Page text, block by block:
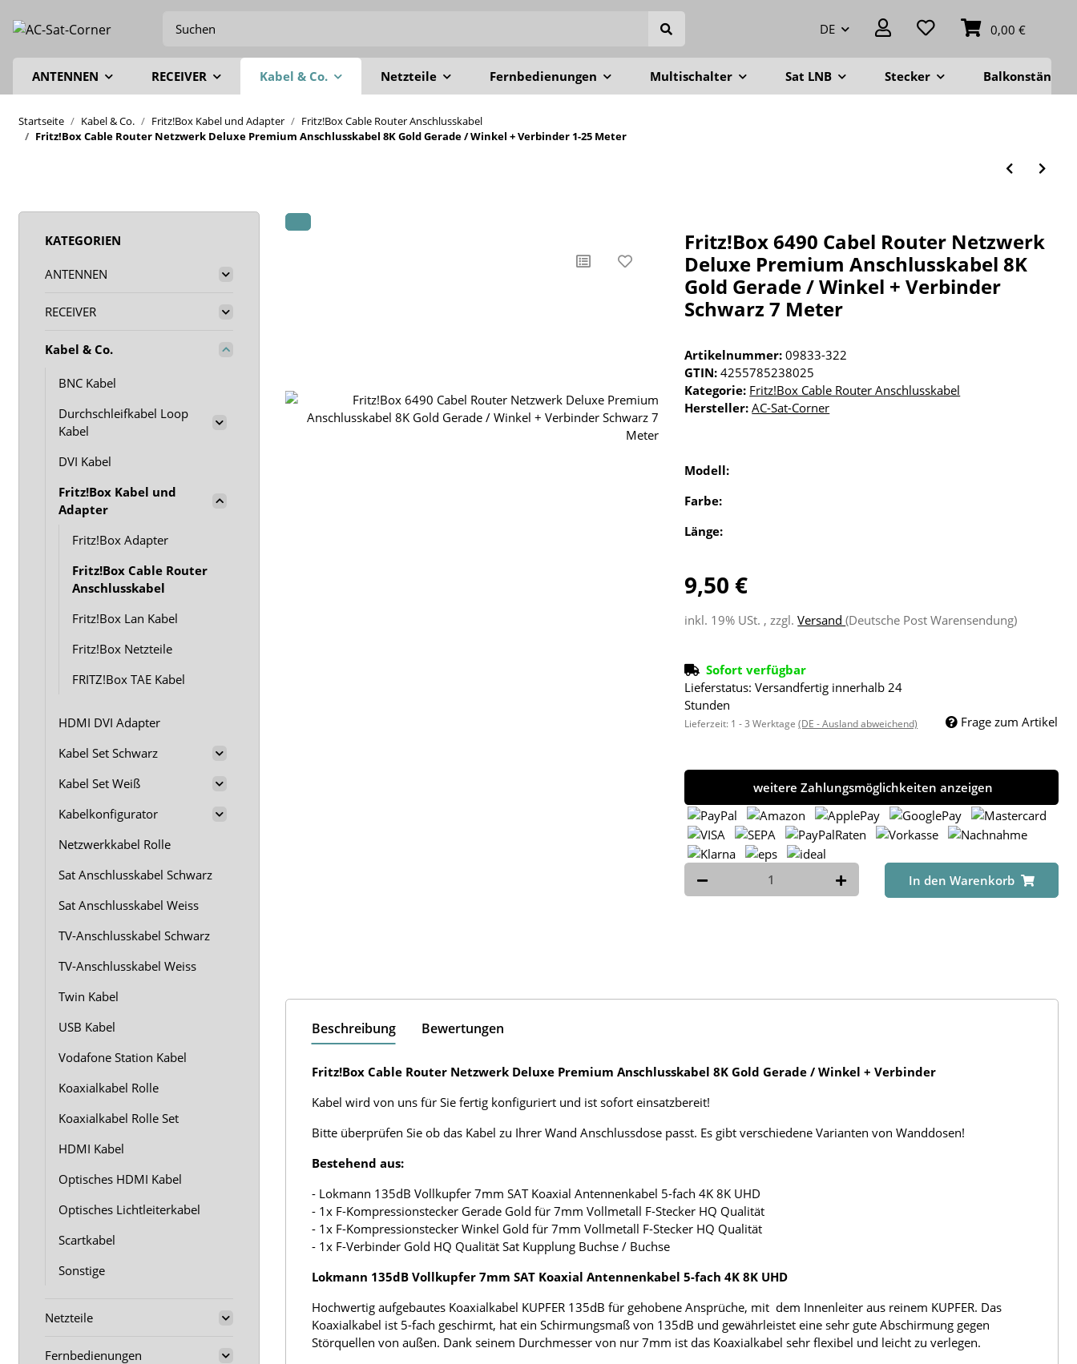
DE 0,00 €
ANTENNEN RECEIVER Kabel & Co. Netzteile Fernbedienungen Multischalter Sat LNB Stecker Balkonständer
Startseite Kabel & Co. Fritz!Box Kabel und Adapter
Fritz!Box Cable Router Anschlusskabel
Fritz!Box Cable Router Netzwerk Deluxe Premium Anschlusskabel 8K Gold Gerade / Winkel + Verbinder 1-25 Meter
Fritz!Box 6490 Cabel Router Netzwerk
Deluxe Premium Anschlusskabel 8K
Gold Gerade / Winkel + Verbinder
Schwarz 7 Meter
Artikelnummer:09833-322
GTIN: 4255785238025
Kategorie: Fritz!Box Cable Router Anschlusskabel
Hersteller: AC-Sat-Corner
Modell:
Farbe:
Länge:
9,50 €
inkl. 19% USt. , zzgl.Versand(Deutsche Post Warensendung)
Sofort verfügbar
Lieferstatus: Versandfertig innerhalb 24
Stunden
Lieferzeit: 1 - 3 Werktage(DE - Ausland abweichend) Frage zum Artikel
weitere Zahlungsmöglichkeiten anzeigen
In den Warenkorb
Beschreibung Bewertungen
Fritz!Box Cable Router Netzwerk Deluxe Premium Anschlusskabel 8K Gold Gerade / Winkel + Verbinder
Kabel wird von uns für Sie fertig konfiguriert und ist sofort einsatzbereit!
Bitte überprüfen Sie ob das Kabel zu Ihrer Wand Anschlussdose passt. Es gibt verschiedene Varianten von Wanddosen!
Bestehend aus:
- Lokmann 135dB Vollkupfer 7mm SAT Koaxial Antennenkabel 5-fach 4K 8K UHD
- 1x F-Kompressionstecker Gerade Gold für 7mm Vollmetall F-Stecker HQ Qualität
- 1x F-Kompressionstecker Winkel Gold für 7mm Vollmetall F-Stecker HQ Qualität
- 1x F-Verbinder Gold HQ Qualität Sat Kupplung Buchse / Buchse
Lokmann 135dB Vollkupfer 7mm SAT Koaxial Antennenkabel 5-fach 4K 8K UHD
Hochwertig aufgebautes Koaxialkabel KUPFER 135dB für gehobene Ansprüche, mit dem Innenleiter aus reinem KUPFER. Das
Koaxialkabel ist 5-fach geschirmt, hat ein Schirmungsmaß von 135dB und gewährleistet eine sehr gute Abschirmung gegen
Störquellen von außen. Dank seinem Durchmesser von nur 7mm ist das Koaxialkabel sehr flexibel und leicht zu verlegen.
KATEGORIEN
ANTENNEN
RECEIVER
Kabel & Co.
BNC Kabel
Durchschleifkabel Loop
Kabel
DVI Kabel
Fritz!Box Kabel und
Adapter
Fritz!Box Adapter
Fritz!Box Cable Router
Anschlusskabel
Fritz!Box Lan Kabel
Fritz!Box Netzteile
FRITZ!Box TAE Kabel
HDMI DVI Adapter
Kabel Set Schwarz
Kabel Set Weiß
Kabelkonfigurator
Netzwerkkabel Rolle
Sat Anschlusskabel Schwarz
Sat Anschlusskabel Weiss
TV-Anschlusskabel Schwarz
TV-Anschlusskabel Weiss
Twin Kabel
USB Kabel
Vodafone Station Kabel
Koaxialkabel Rolle
Koaxialkabel Rolle Set
HDMI Kabel
Optisches HDMI Kabel
Optisches Lichtleiterkabel
Scartkabel
Sonstige
Netzteile
Fernbedienungen